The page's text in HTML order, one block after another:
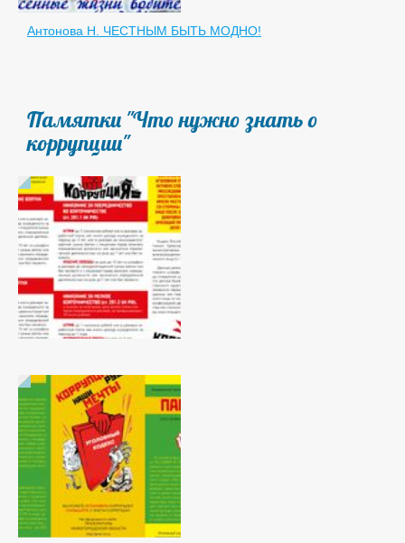
Антонова Н. ЧЕСТНЫМ БЫТЬ МОДНО!
Памятки "Что нужно знать о
коррупции"